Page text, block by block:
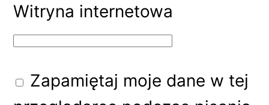
Witryna internetowa
Zapamiętaj moje dane w tej